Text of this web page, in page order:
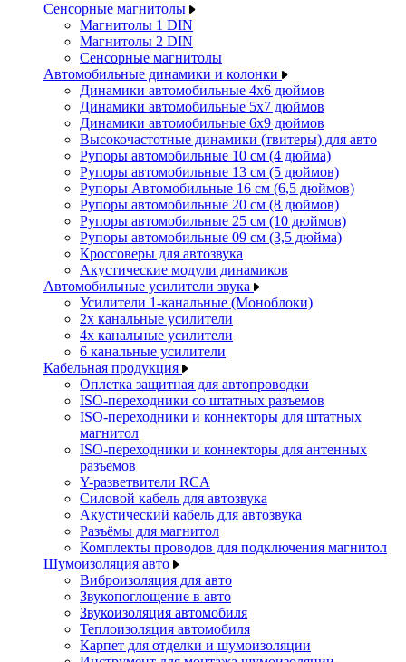
Сенсорные магнитолы
Магнитолы 1 DIN
Магнитолы 2 DIN
Сенсорные магнитолы
Автомобильные динамики и колонки
Динамики автомобильные 4x6 дюймов
Динамики автомобильные 5x7 дюймов
Динамики автомобильные 6x9 дюймов
Высокочастотные динамики (твитеры) для авто
Рупоры автомобильные 10 см (4 дюйма)
Рупоры автомобильные 13 см (5 дюймов)
Рупоры Автомобильные 16 см (6,5 дюймов)
Рупоры автомобильные 20 см (8 дюймов)
Рупоры автомобильные 25 см (10 дюймов)
Рупоры автомобильные 09 см (3,5 дюйма)
Кроссоверы для автозвука
Акустические модули динамиков
Автомобильные усилители звука
Усилители 1-канальные (Моноблоки)
2х канальные усилители
4х канальные усилители
6 канальные усилители
Кабельная продукция
Оплетка защитная для автопроводки
ISO-переходники со штатных разъемов
ISO-переходники и коннекторы для штатных
магнитол
ISO-переходники и коннекторы для антенных
разъемов
Y-разветвители RCA
Силовой кабель для автозвука
Акустический кабель для автозвука
Разъёмы для магнитол
Комплекты проводов для подключения магнитол
Шумоизоляция авто
Виброизоляция для авто
Звукопоглощение в авто
Звукоизоляция автомобиля
Теплоизоляция автомобиля
Карпет для отделки и шумоизоляции